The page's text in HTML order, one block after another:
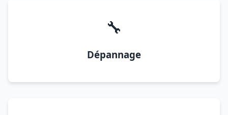
🔧
Dépannage